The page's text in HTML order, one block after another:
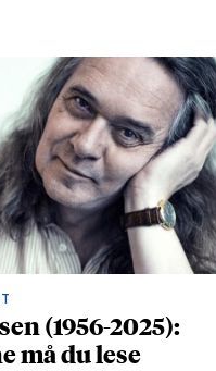
(1956-2025):
må du lese